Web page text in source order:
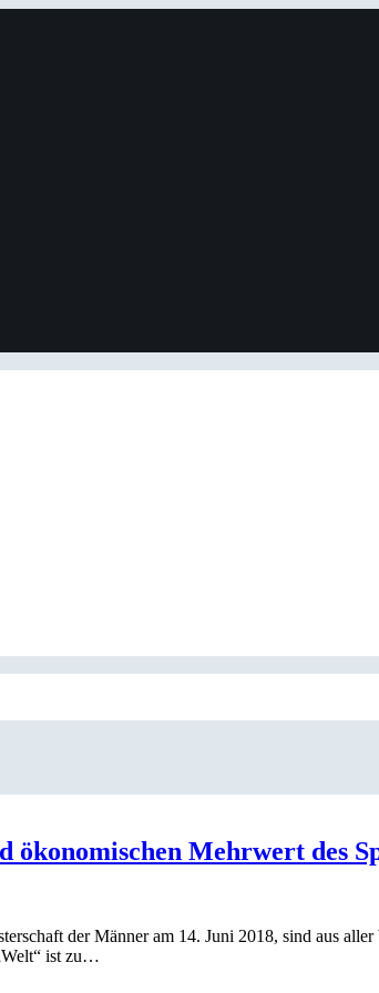
Mehrwert des
der Männer am 14. Juni 2018, sind aus
ist zu…